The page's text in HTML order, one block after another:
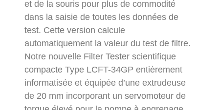
et de la souris pour plus de commodité
dans la saisie de toutes les données de
test. Cette version calcule
automatiquement la valeur du test de filtre.
Notre nouvelle Filter Tester scientifique
compacte Type LCFT-34GP entièrement
informatisée et équipée d’une extrudeuse
de 20 mm incorporant un servomoteur de